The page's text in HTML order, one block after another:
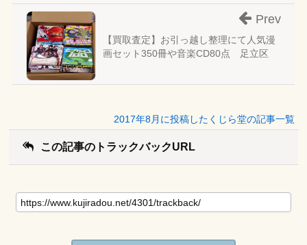
【買取査定】お引っ越し整理にて人気漫
画セット350冊や音楽CD80点 足立区
Prev
2017年8月に投稿したくじら堂の記事一覧
この記事のトラックバックURL